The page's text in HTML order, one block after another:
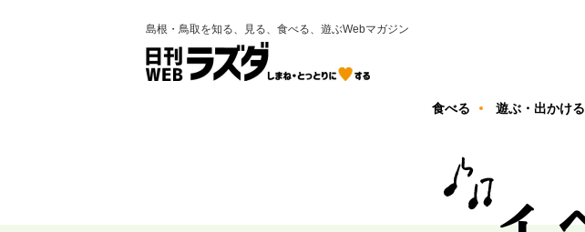
島根・鳥取を知る、見る、食べる、遊ぶWebマガジン
食べる 遊ぶ・出かける